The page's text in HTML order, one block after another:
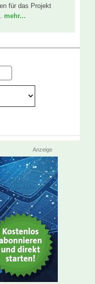
für das Projekt
mehr...
Anzeige